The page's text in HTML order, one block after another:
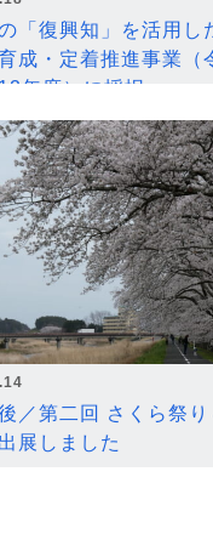
「復興知」を活用し
成・定着推進事業（
年度）に採択
／第二回 さくら祭り
展しました